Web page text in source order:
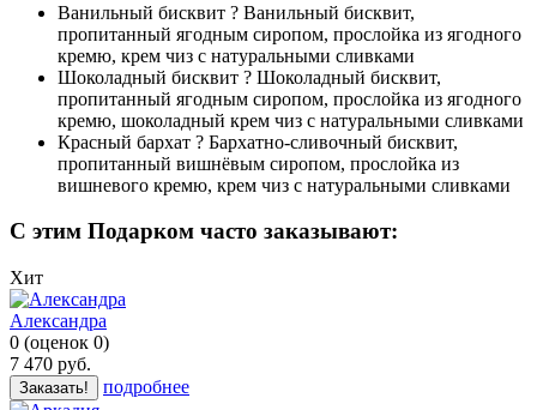
Ванильный бисквит ? Ванильный бисквит,
пропитанный ягодным сиропом, прослойка из ягодного
кремю, крем чиз с натуральными сливками
Шоколадный бисквит ? Шоколадный бисквит,
пропитанный ягодным сиропом, прослойка из ягодного
кремю, шоколадный крем чиз с натуральными сливками
Красный бархат ? Бархатно-сливочный бисквит,
пропитанный вишнёвым сиропом, прослойка из
вишневого кремю, крем чиз с натуральными сливками
C этим Подарком часто заказывают:
Хит
Александра
0 (оценок 0)
7 470 руб.
Заказать! подробнее